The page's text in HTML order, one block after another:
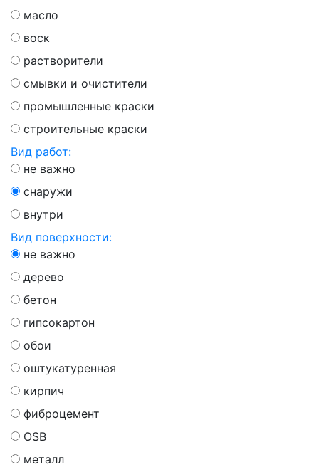
масло
воск
растворители
смывки и очистители
промышленные краски
строительные краски
Вид работ:
не важно
снаружи
внутри
Вид поверхности:
не важно
дерево
бетон
гипсокартон
обои
оштукатуренная
кирпич
фиброцемент
OSB
металл